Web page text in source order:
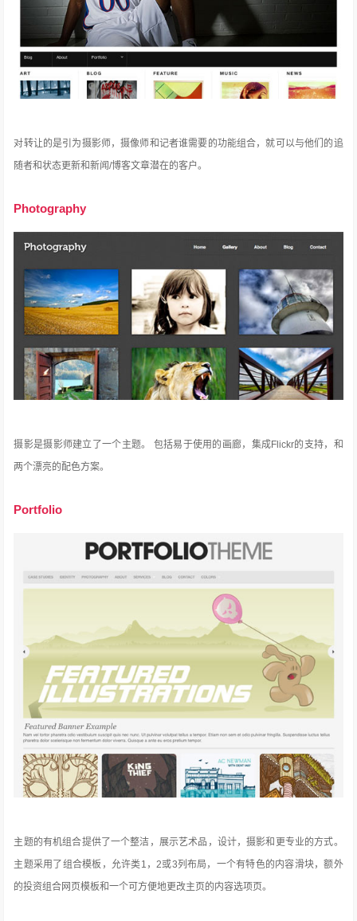
对转让的是引为摄影师，摄像师和记者谁需要的功能组合，就可以与他们的追
随者和状态更新和新闻/博客文章潜在的客户。
Photography
摄影是摄影师建立了一个主题。
包括易于使用的画廊，集成Flickr的支持，和
两个漂亮的配色方案。
Portfolio
主题的有机组合提供了一个整洁，展示艺术品，设计，摄影和更专业的方式。
主题采用了组合模板，允许类1，2或3列布局，一个有特色的内容滑块，额外
的投资组合网页模板和一个可方便地更改主页的内容选项页。